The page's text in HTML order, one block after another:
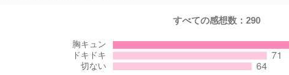
すべての感想数：290